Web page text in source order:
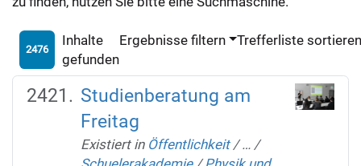
2476
Inhalte
gefunden
Ergebnisse filtern Trefferliste
Studienberatung am
Freitag
Existiert in Öffentlichkeit /… /